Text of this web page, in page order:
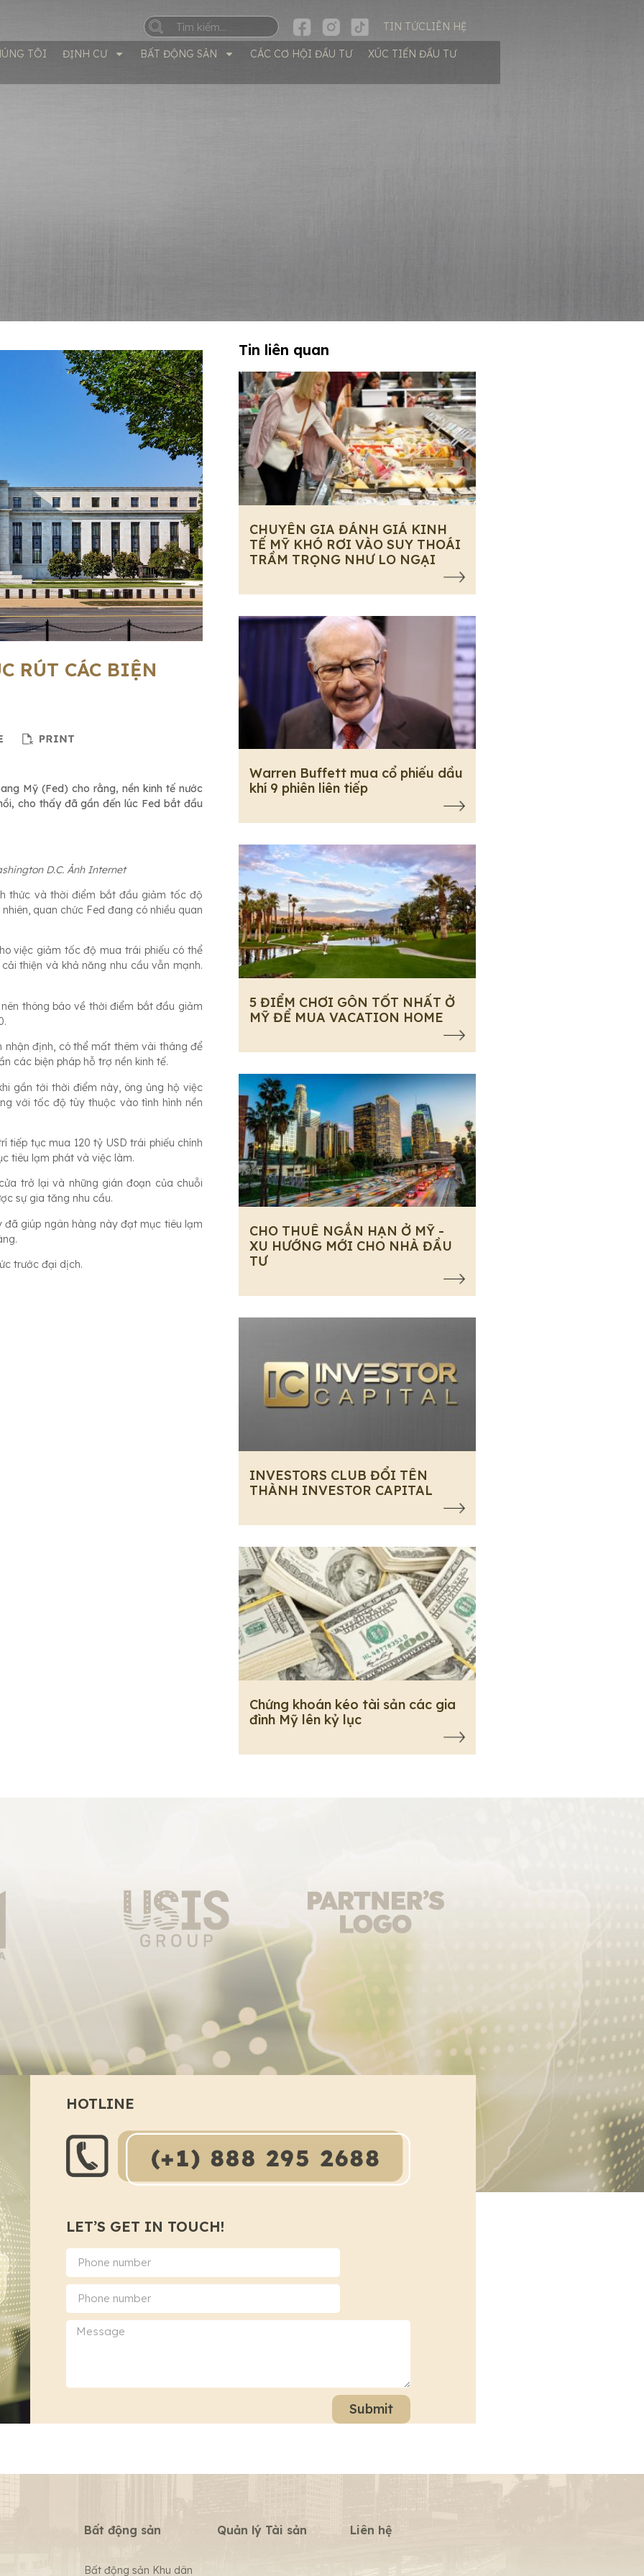
TIN TỨCLIÊN HỆ
TÔI ĐỊNH CƯ BẤT ĐỘNG SẢN CÁC CƠ HỘI ĐẦU TƯ
XÚC TIẾN ĐẦU TƯ
RÚT CÁC BIỆN
Mỹ (Fed) cho rằng, nền kinh tế nước
cho thấy đã gần đến lúc Fed bắt đầu
D.C. Ảnh Internet
thức và thời điểm bắt đầu giảm tốc độ
quan chức Fed đang có nhiều quan
việc giảm tốc độ mua trái phiếu có thể
thiện và khả năng nhu cầu vẫn mạnh.
thông báo về thời điểm bắt đầu giảm
nhận định, có thể mất thêm vài tháng để
các biện pháp hỗ trợ nền kinh tế.
gần tới thời điểm này, ông ủng hộ việc
với tốc độ tùy thuộc vào tình hình nền
tục mua 120 tỷ USD trái phiếu chính
tiêu lạm phát và việc làm.
trở lại và những gián đoạn của chuỗi
sự gia tăng nhu cầu.
giúp ngân hàng này đạt mục tiêu lạm
trước đại dịch.
Tin liên quan
CHUYÊN GIA ĐÁNH GIÁ KINH
TẾ MỸ KHÓ RƠI VÀO SUY THOÁI
TRẦM TRỌNG NHƯ LO NGẠI
Warren Buffett mua cổ phiếu dầu
khí 9 phiên liên tiếp
5 ĐIỂM CHƠI GÔN TỐT NHẤT Ở
MỸ ĐỂ MUA VACATION HOME
CHO THUÊ NGẮN HẠN Ở MỸ -
XU HƯỚNG MỚI CHO NHÀ ĐẦU
TƯ
INVESTORS CLUB ĐỔI TÊN
THÀNH INVESTOR CAPITAL
Chứng khoán kéo tài sản các gia
đình Mỹ lên kỷ lục
HOTLINE
LET’S GET IN TOUCH!
Submit
Bất động sản
Bất động sản Khu dân
Quản lý Tài sản Liên hệ